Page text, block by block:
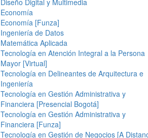
Diseño Digital y Multimedia
Economía
Economía [Funza]
Ingeniería de Datos
Matemática Aplicada
Tecnología en Atención Integral a la Persona
Mayor [Virtual]
Tecnología en Delineantes de Arquitectura e
Ingeniería
Tecnología en Gestión Administrativa y
Financiera [Presencial Bogotá]
Tecnología en Gestión Administrativa y
Financiera [Funza]
Tecnología en Gestión de Negocios [A